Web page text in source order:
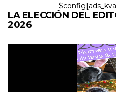
LA ELECCIÓN DEL
2026